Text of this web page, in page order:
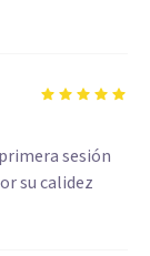
sesión
su calidez